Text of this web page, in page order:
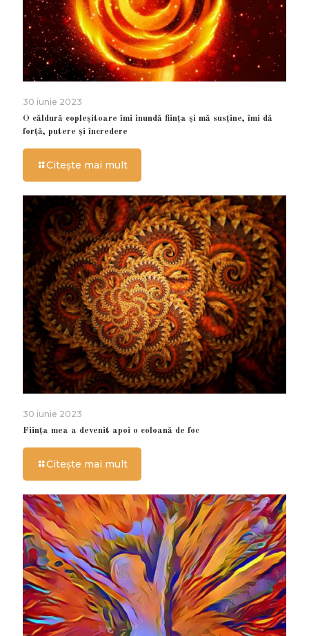
30 iunie 2023
O căldură copleșitoare îmi inundă ființa și mă susține, îmi dă
forță, putere și încredere
Citește mai mult
30 iunie 2023
Ființa mea a devenit apoi o coloană de foc
Citește mai mult